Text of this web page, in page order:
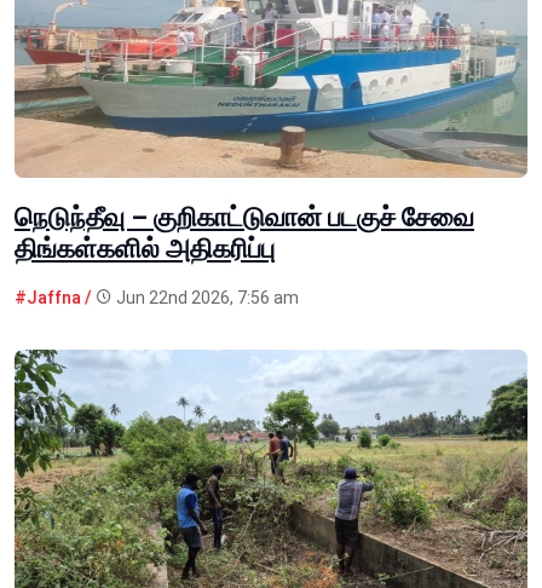
நெடுந்தீவு – குறிகாட்டுவான் படகுச் சேவை
திங்கள்களில் அதிகரிப்பு
#Jaffna / Jun 22nd 2026, 7:56 am